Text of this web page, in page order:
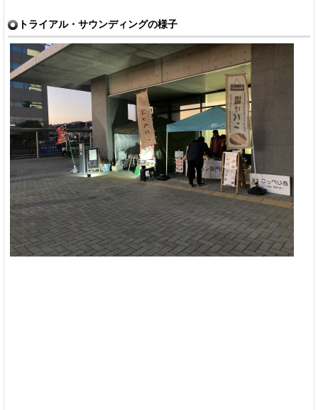
トライアル・サウンディングの様子